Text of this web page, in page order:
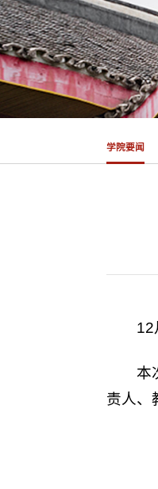
学院要闻
12
本
责人、